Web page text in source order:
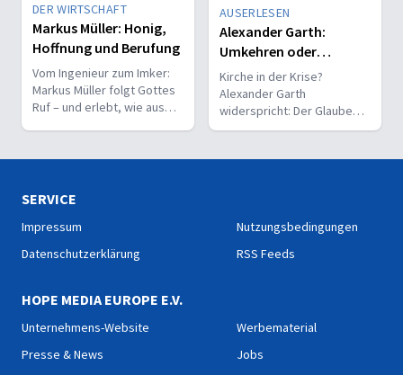
DER WIRTSCHAFT
Markus Müller: Honig,
Hoffnung und Berufung
Vom Ingenieur zum Imker:
Markus Müller folgt Gottes
Ruf – und erlebt, wie aus
entsteht.
AUSERLESEN
Alexander Garth:
Umkehren oder
Untergehen – hat
Kirche noch Zukunft?
Kirche in der Krise?
Alexander Garth
widerspricht: Der Glaube
hat Zukunft – und gerade
Chancen für Kirche und
SERVICE
Impressum
Datenschutzerklärung
Nutzungsbedingungen
RSS Feeds
HOPE MEDIA EUROPE E.V.
Unternehmens-Website
Presse & News
Werbematerial
Jobs